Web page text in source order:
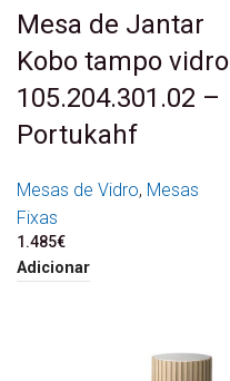
Mesa de Jantar
Kobo tampo vidro
105.204.301.02 –
Portukahf
Mesas de Vidro, Mesas
Fixas
1.485€
Adicionar